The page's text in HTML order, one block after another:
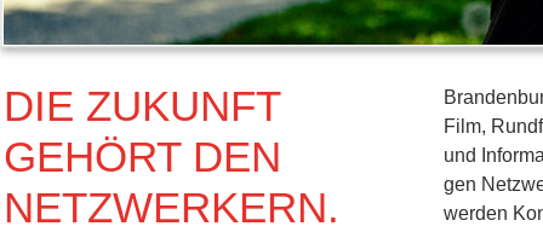
DIE ZUKUNFT
GEHÖRT DEN
NETZWERKERN.
Film,
und
gen
werden